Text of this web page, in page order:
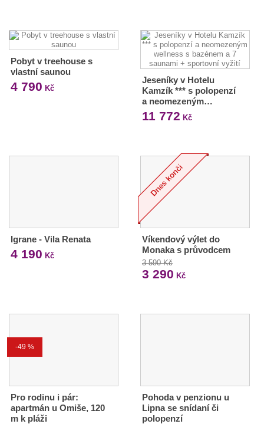
Pobyt v treehouse s
vlastní saunou
4 790 Kč
Jeseníky v Hotelu
Kamzík *** s polopenzí
a neomezeným…
11 772 Kč
Igrane - Vila Renata
4 190 Kč
Víkendový výlet do
Monaka s průvodcem
3 590 Kč
3 290 Kč
-49 %
Pro rodinu i pár:
apartmán u Omiše, 120
m k pláži
Pohoda v penzionu u
Lipna se snídaní či
polopenzí